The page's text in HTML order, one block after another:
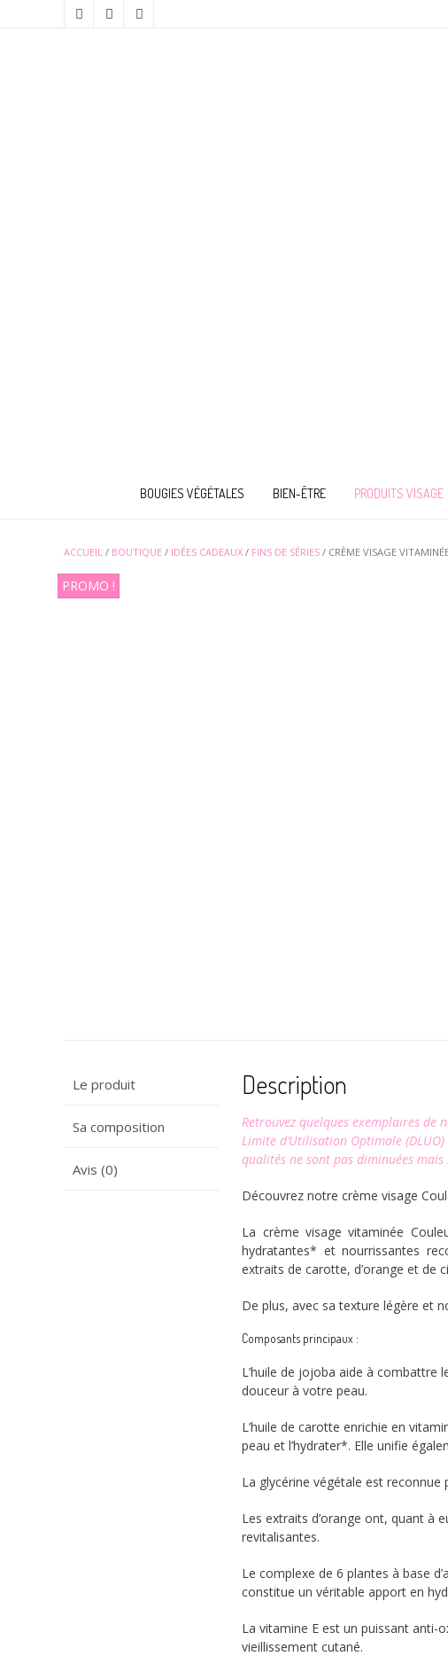
BOUGIES VÉGÉTALES BIEN-ÊTRE PRODUITS VISAGE
ACCUEIL / BOUTIQUE / IDÉES CADEAUX / FINS DE SÉRIES / CRÈME VISAGE
PROMO !
Le produit
Sa composition
Avis (0)
Description
Retrouvez quelques exemplaires de
Limite d’Utilisation Optimale
qualités ne sont pas diminuées
Découvrez notre crème visage
La crème visage vitaminée
hydratantes* et nourrissantes
extraits de carotte, d’orange et de
De plus, avec sa texture légère et
Composants principaux :
L’huile de jojoba aide à combattre
douceur à votre peau.
L’huile de carotte enrichie en
peau et l’hydrater*. Elle unifie
La glycérine végétale est
Les extraits d’orange ont, quant à
revitalisantes.
Le complexe de 6 plantes à base
constitue un véritable apport en
La vitamine E est un puissant anti-
vieillissement cutané.